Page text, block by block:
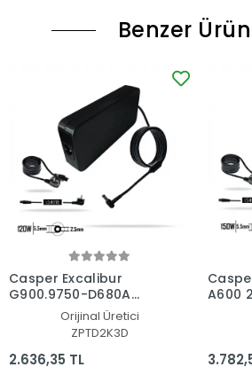
Benzer
Casper Excalibur
G900.9750-D680A
Adaptör Şarj Aleti-
Orijinal Üretici
ZPTD2K3D
2.636,35 TL
A600